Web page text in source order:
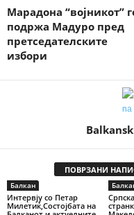
Марадона “војникот”
подржа Мадуро пред
претседателските
избори
ПОВРЗАНИ
Балкан
Интервју со Петар
Милетиќ,Состојбата на